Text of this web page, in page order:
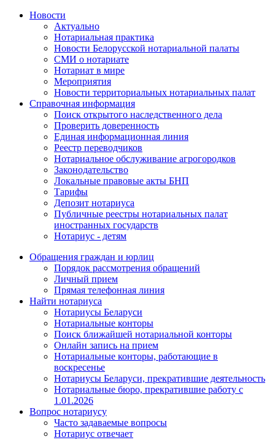
Новости
Актуально
Нотариальная практика
Новости Белорусской нотариальной палаты
СМИ о нотариате
Нотариат в мире
Мероприятия
Новости территориальных нотариальных палат
Справочная информация
Поиск открытого наследственного дела
Проверить доверенность
Единая информационная линия
Реестр переводчиков
Нотариальное обслуживание агрогородков
Законодательство
Локальные правовые акты БНП
Тарифы
Депозит нотариуса
Публичные реестры нотариальных палат
иностранных государств
Нотариус - детям
Обращения граждан и юрлиц
Порядок рассмотрения обращений
Личный прием
Прямая телефонная линия
Найти нотариуса
Нотариусы Беларуси
Нотариальные конторы
Поиск ближайшей нотариальной конторы
Онлайн запись на прием
Нотариальные конторы, работающие в
воскресенье
Нотариусы Беларуси, прекратившие деятельность
Нотариальные бюро, прекратившие работу с
1.01.2026
Вопрос нотариусу
Часто задаваемые вопросы
Нотариус отвечает